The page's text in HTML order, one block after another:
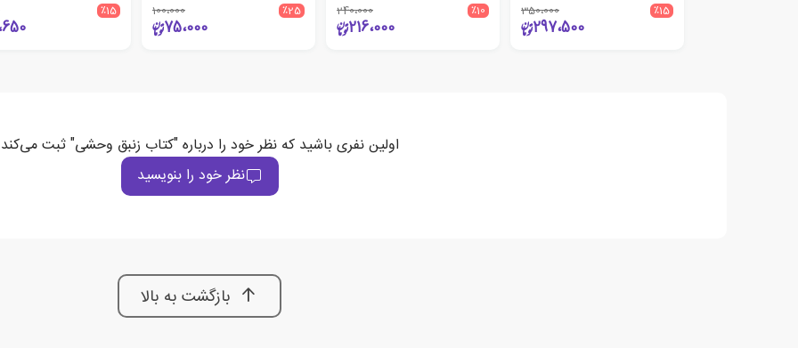
٪15 350،000
297،500
٪10 240،000
216،000
٪25 100،000
75،000
٪15
اولین نفری باشید که نظر خود را درباره "کتاب زنبق وحشی" ثبت می‌کند
نظر خود را بنویسید
بازگشت به بالا